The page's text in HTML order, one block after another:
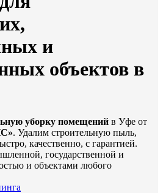
и
объектов в
уборку помещений в Уфе от
. Удалим строительную пыль,
качественно, с гарантией.
государственной и
и объектами любого